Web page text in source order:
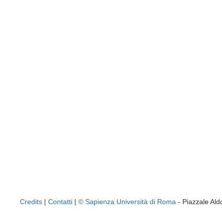
Credits | Contatti | © Sapienza Università di Roma - Piazzale